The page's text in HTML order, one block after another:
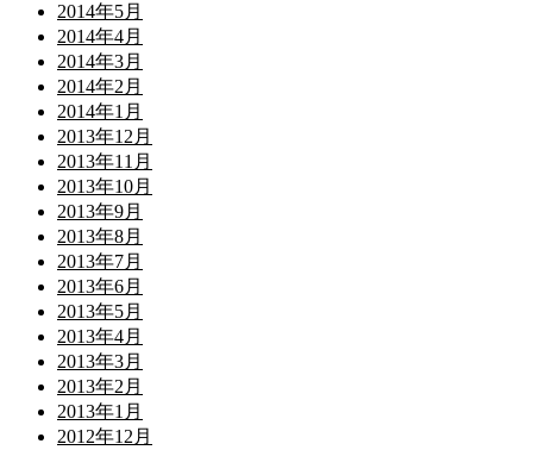
2014年5月
2014年4月
2014年3月
2014年2月
2014年1月
2013年12月
2013年11月
2013年10月
2013年9月
2013年8月
2013年7月
2013年6月
2013年5月
2013年4月
2013年3月
2013年2月
2013年1月
2012年12月